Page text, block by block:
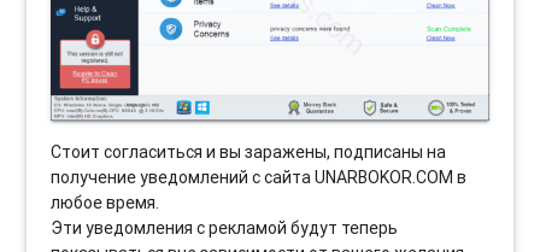
Стоит согласиться и вы заражены, подписаны на
получение уведомлений с сайта UNARBOKOR.COM в
любое время.
Эти уведомления с рекламой будут теперь